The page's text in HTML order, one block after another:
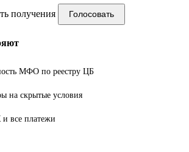
получения Голосовать
МФО по реестру ЦБ
на скрытые условия
все платежи